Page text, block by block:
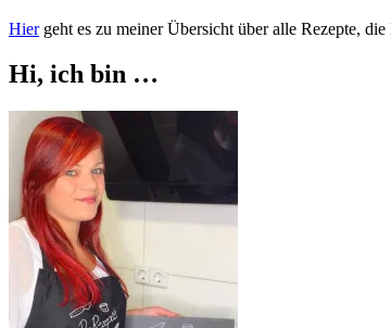
Hiergeht es zu meiner Übersicht über alle Rezepte,
Hi, ich bin …